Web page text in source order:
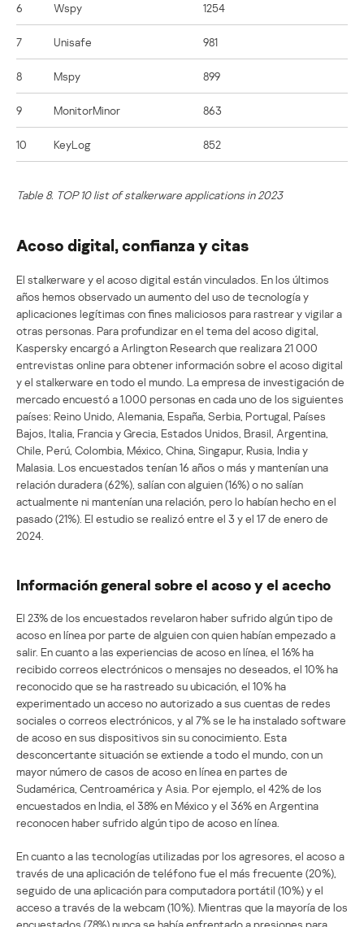
6 Wspy 1254
7 Unisafe 981
8 Mspy 899
9 MonitorMinor 863
10 KeyLog 852
Table 8. TOP 10 list of stalkerware applications in 2023
Acoso digital, confianza y citas
El stalkerware y el acoso digital están vinculados. En los últimos
años hemos observado un aumento del uso de tecnología y
aplicaciones legítimas con fines maliciosos para rastrear y vigilar a
otras personas. Para profundizar en el tema del acoso digital,
Kaspersky encargó a Arlington Research que realizara 21 000
entrevistas online para obtener información sobre el acoso digital
y el stalkerware en todo el mundo. La empresa de investigación de
mercado encuestó a 1.000 personas en cada uno de los siguientes
países: Reino Unido, Alemania, España, Serbia, Portugal, Países
Bajos, Italia, Francia y Grecia, Estados Unidos, Brasil, Argentina,
Chile, Perú, Colombia, México, China, Singapur, Rusia, India y
Malasia. Los encuestados tenían 16 años o más y mantenían una
relación duradera (62%), salían con alguien (16%) o no salían
actualmente ni mantenían una relación, pero lo habían hecho en el
pasado (21%). El estudio se realizó entre el 3 y el 17 de enero de
2024.
Información general sobre el acoso y el acecho
El 23% de los encuestados revelaron haber sufrido algún tipo de
acoso en línea por parte de alguien con quien habían empezado a
salir. En cuanto a las experiencias de acoso en línea, el 16% ha
recibido correos electrónicos o mensajes no deseados, el 10% ha
reconocido que se ha rastreado su ubicación, el 10% ha
experimentado un acceso no autorizado a sus cuentas de redes
sociales o correos electrónicos, y al 7% se le ha instalado software
de acoso en sus dispositivos sin su conocimiento. Esta
desconcertante situación se extiende a todo el mundo, con un
mayor número de casos de acoso en línea en partes de
Sudamérica, Centroamérica y Asia. Por ejemplo, el 42% de los
encuestados en India, el 38% en México y el 36% en Argentina
reconocen haber sufrido algún tipo de acoso en línea.
En cuanto a las tecnologías utilizadas por los agresores, el acoso a
través de una aplicación de teléfono fue el más frecuente (20%),
seguido de una aplicación para computadora portátil (10%) y el
acceso a través de la webcam (10%). Mientras que la mayoría de los